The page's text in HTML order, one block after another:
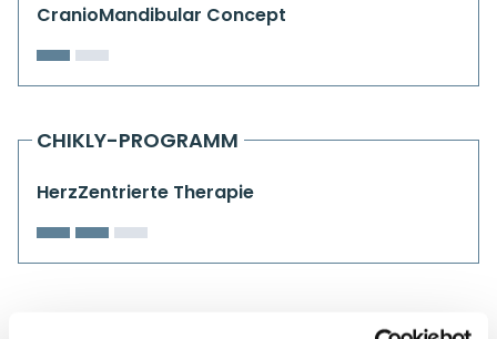
CranioMandibular Concept
CHIKLY-PROGRAMM
HerzZentrierte Therapie